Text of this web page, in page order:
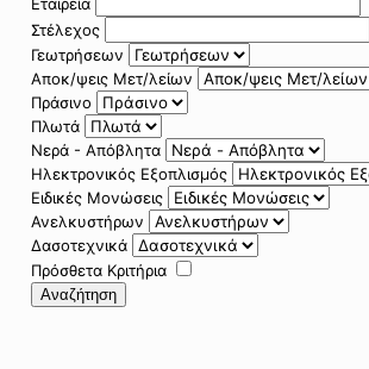
Στέλεχος
Γεωτρήσεων
Αποκ/ψεις Μετ/λείων
Πράσινο
Πλωτά
Νερά - Απόβλητα
Ηλεκτρονικός Εξοπλισμός
Ειδικές Μονώσεις
Ανελκυστήρων
Δασοτεχνικά
Πρόσθετα Κριτήρια
Αναζήτηση